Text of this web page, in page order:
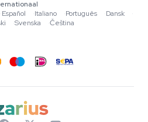
·Español ·Italiano ·Português ·Dansk
·
·Svenska ·Čeština